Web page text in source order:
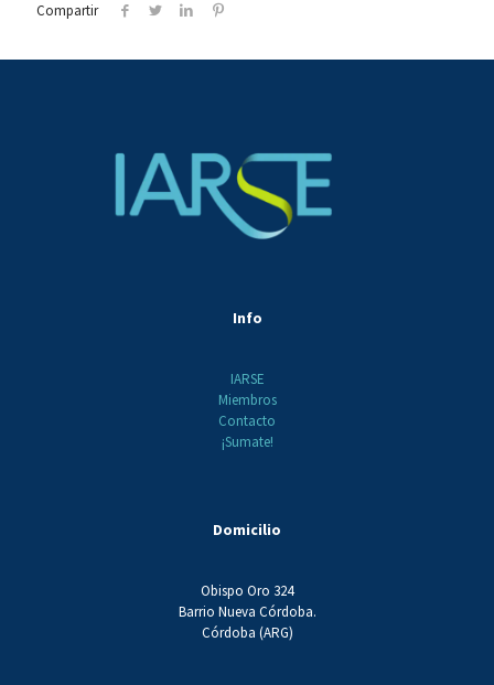
Compartir
Info
IARSE
Miembros
Contacto
¡Sumate!
Domicilio
Obispo Oro 324
Barrio Nueva Córdoba.
Córdoba (ARG)